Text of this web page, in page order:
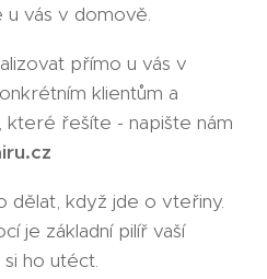
vás v domově.
přímo u vás v
klientům a
řešíte - napište nám
dělat, když jde o vteřiny.
je základní pilíř vaší
ho utéct.